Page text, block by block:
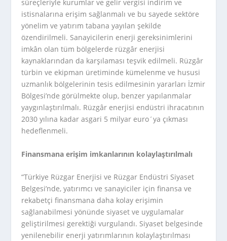
süreçleriyle kurumlar ve gelir vergisi indirim ve
istisnalarına erişim sağlanmalı ve bu sayede sektöre
yönelim ve yatırım tabana yayılan şekilde
özendirilmeli. Sanayicilerin enerji gereksinimlerini
imkân olan tüm bölgelerde rüzgâr enerjisi
kaynaklarından da karşılaması teşvik edilmeli. Rüzgâr
türbin ve ekipman üretiminde kümelenme ve hususi
uzmanlık bölgelerinin tesis edilmesinin yararları İzmir
Bölgesi’nde görülmekte olup, benzer yapılanmalar
yaygınlaştırılmalı. Rüzgâr enerjisi endüstri ihracatının
2030 yılına kadar asgari 5 milyar euro´ya çıkması
hedeflenmeli.
Finansmana erişim imkanlarının kolaylaştırılmalı
“Türkiye Rüzgar Enerjisi ve Rüzgar Endüstri Siyaset
Belgesi’nde, yatırımcı ve sanayiciler için finansa ve
rekabetçi finansmana daha kolay erişimin
sağlanabilmesi yönünde siyaset ve uygulamalar
geliştirilmesi gerektiği vurgulandı. Siyaset belgesinde
yenilenebilir enerji yatırımlarının kolaylaştırılması